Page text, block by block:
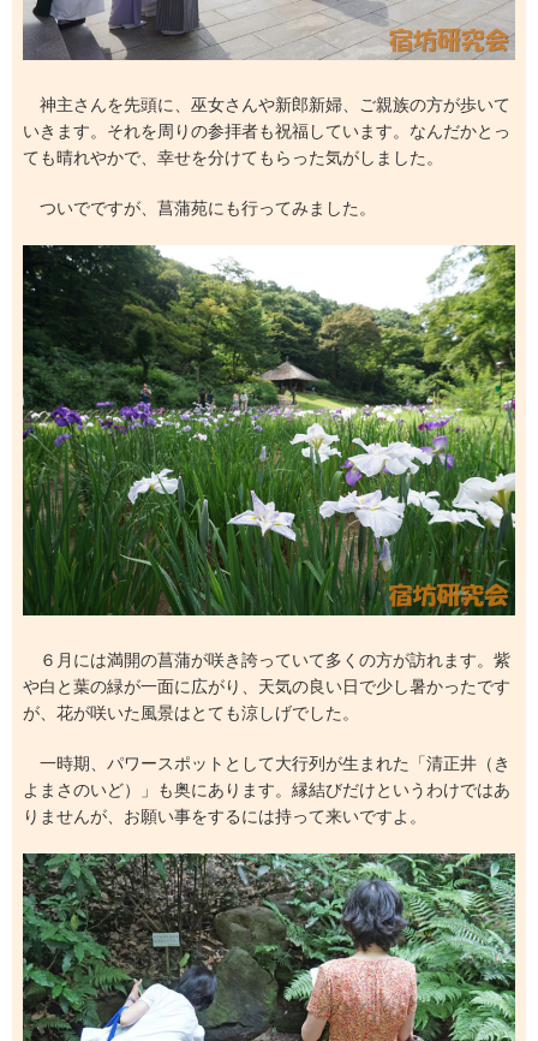
神主さんを先頭に、巫女さんや新郎新婦、ご親族の方が歩いて
いきます。それを周りの参拝者も祝福しています。なんだかとっ
ても晴れやかで、幸せを分けてもらった気がしました。
ついでですが、菖蒲苑にも行ってみました。
６月には満開の菖蒲が咲き誇っていて多くの方が訪れます。紫
や白と葉の緑が一面に広がり、天気の良い日で少し暑かったです
が、花が咲いた風景はとても涼しげでした。
一時期、パワースポットとして大行列が生まれた「清正井（き
よまさのいど）」も奥にあります。縁結びだけというわけではあ
りませんが、お願い事をするには持って来いですよ。